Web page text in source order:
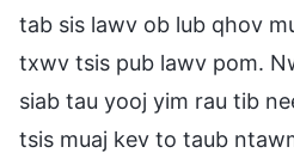
tab sis lawv ob lub qhov
txwv tsis pub lawv pom.
siab tau yooj yim rau tib
tsis muaj kev to taub